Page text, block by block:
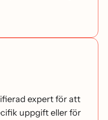
expert för att
uppgift eller för